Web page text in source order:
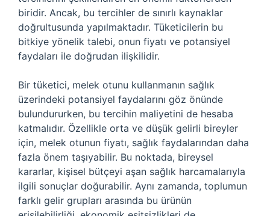
biridir. Ancak, bu tercihler de sınırlı kaynaklar
doğrultusunda yapılmaktadır. Tüketicilerin bu
bitkiye yönelik talebi, onun fiyatı ve potansiyel
faydaları ile doğrudan ilişkilidir.
Bir tüketici, melek otunu kullanmanın sağlık
üzerindeki potansiyel faydalarını göz önünde
bulundururken, bu tercihin maliyetini de hesaba
katmalıdır. Özellikle orta ve düşük gelirli bireyler
için, melek otunun fiyatı, sağlık faydalarından daha
fazla önem taşıyabilir. Bu noktada, bireysel
kararlar, kişisel bütçeyi aşan sağlık harcamalarıyla
ilgili sonuçlar doğurabilir. Aynı zamanda, toplumun
farklı gelir grupları arasında bu ürünün